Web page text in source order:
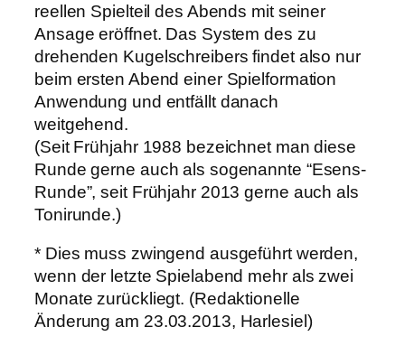
reellen Spielteil des Abends mit seiner
Ansage eröffnet. Das System des zu
drehenden Kugelschreibers findet also nur
beim ersten Abend einer Spielformation
Anwendung und entfällt danach
weitgehend.
(Seit Frühjahr 1988 bezeichnet man diese
Runde gerne auch als sogenannte “Esens-
Runde”, seit Frühjahr 2013 gerne auch als
Tonirunde.)
* Dies muss zwingend ausgeführt werden,
wenn der letzte Spielabend mehr als zwei
Monate zurückliegt. (Redaktionelle
Änderung am 23.03.2013, Harlesiel)